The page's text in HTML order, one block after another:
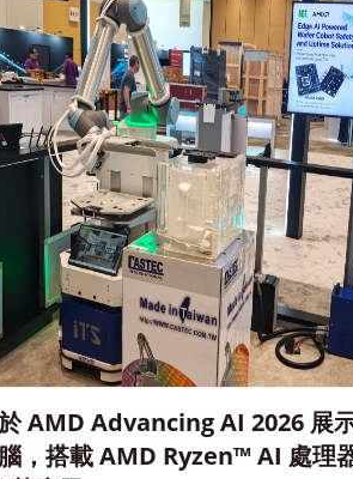
AMD Advancing AI 2026 展
，搭載 AMD Ryzen™ AI 處理